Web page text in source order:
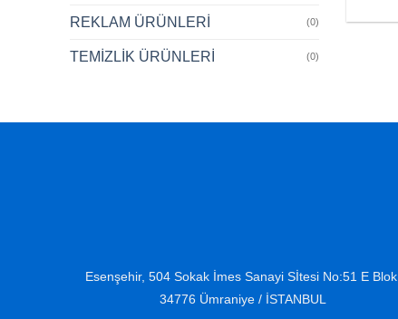
REKLAM ÜRÜNLERİ (0)
TEMİZLİK ÜRÜNLERİ (0)
Esenşehir, 504 Sokak İmes Sanayi Sİtesi No:51 E Blok,
34776 Ümraniye / İSTANBUL